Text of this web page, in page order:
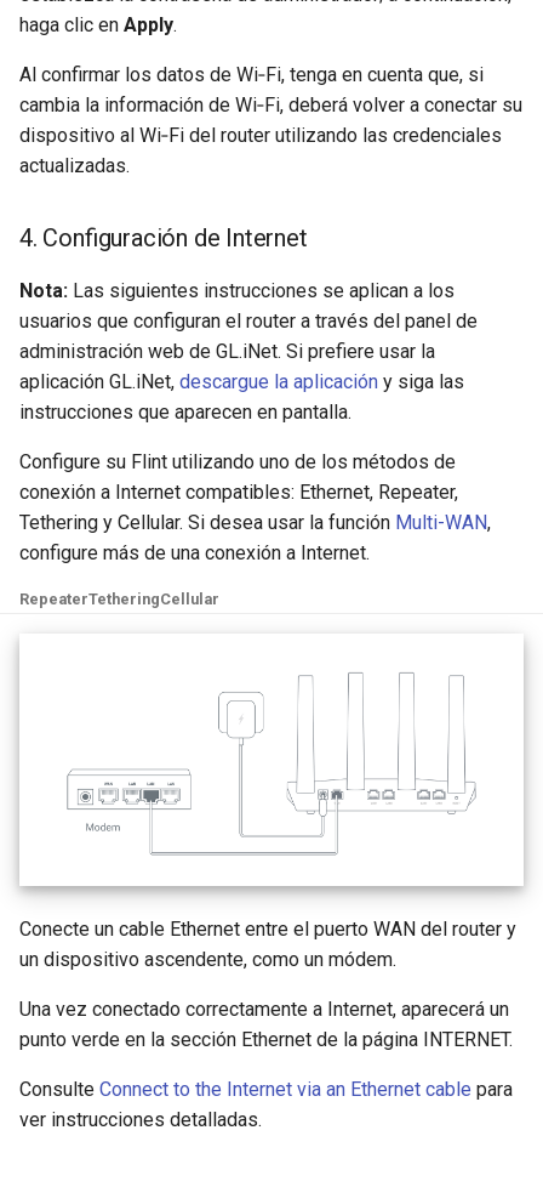
haga clic en Apply.
Al confirmar los datos de Wi‑Fi, tenga en cuenta que, si
cambia la información de Wi‑Fi, deberá volver a conectar su
dispositivo al Wi‑Fi del router utilizando las credenciales
actualizadas.
4. Configuración de Internet
Nota: Las siguientes instrucciones se aplican a los
usuarios que configuran el router a través del panel de
administración web de GL.iNet. Si prefiere usar la
aplicación GL.iNet, descargue la aplicación y siga las
instrucciones que aparecen en pantalla.
Configure su Flint utilizando uno de los métodos de
conexión a Internet compatibles: Ethernet, Repeater,
Tethering y Cellular. Si desea usar la función Multi-WAN,
configure más de una conexión a Internet.
RepeaterTetheringCellular
Conecte un cable Ethernet entre el puerto WAN del router y
un dispositivo ascendente, como un módem.
Una vez conectado correctamente a Internet, aparecerá un
punto verde en la sección Ethernet de la página INTERNET.
Consulte Connect to the Internet via an Ethernet cable para
ver instrucciones detalladas.